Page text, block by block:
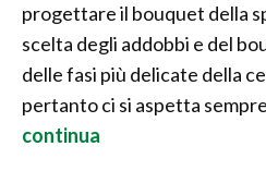
progettare il bouquet della
scelta degli addobbi e del
delle fasi più delicate della
pertanto ci si aspetta
continua